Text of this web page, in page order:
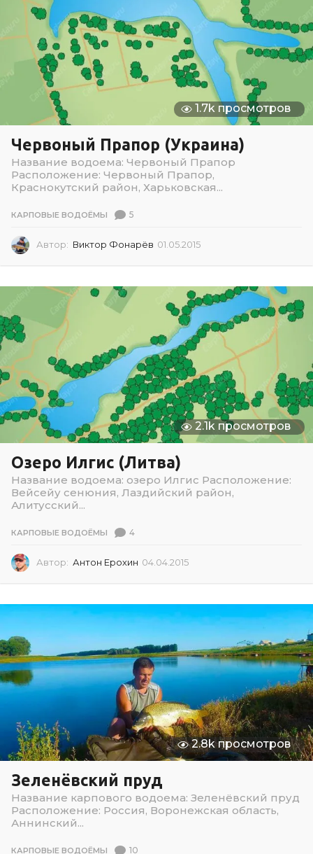
0
1
5
1.7k просмотров
Червоный Прапор (Украина)
Название водоема: Червоный Прапор
Расположение: Червоный Прапор,
Краснокутский район, Харьковская...
КАРПОВЫЕ ВОДОЁМЫ 5
Автор: Виктор Фонарёв 01.05.2015
0
5
.
2
0
2.1k просмотров
Озеро Илгис (Литва)
Название водоема: озеро Илгис Расположение:
Вейсейу сенюния, Лаздийский район,
Алитусский...
КАРПОВЫЕ ВОДОЁМЫ 4
Автор: Антон Ерохин 04.04.2015
0
4
.
0
1
2.8k просмотров
Зеленёвский пруд
Название карпового водоема: Зеленёвский пруд
Расположение: Россия, Воронежская область,
Аннинский...
КАРПОВЫЕ ВОДОЁМЫ 10